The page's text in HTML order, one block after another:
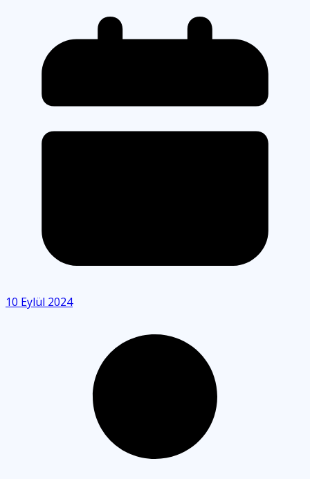
10 Eylül 2024